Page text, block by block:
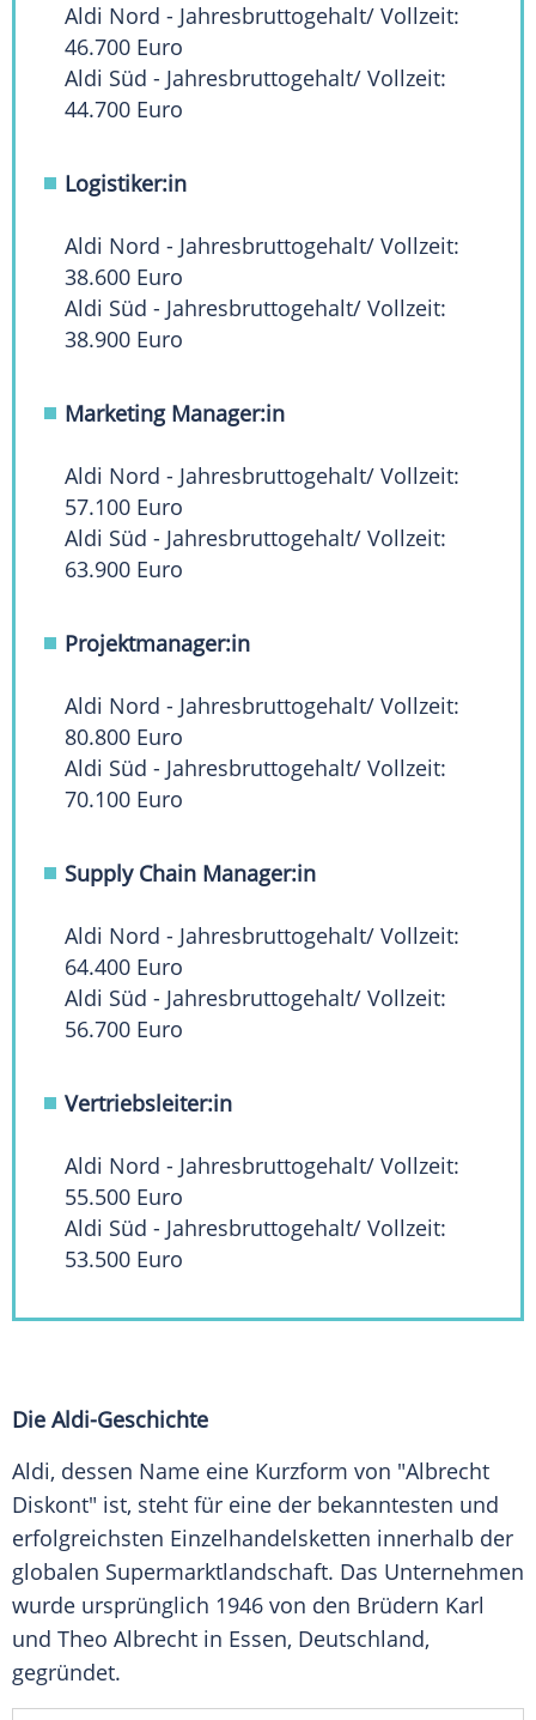
Aldi Nord - Jahresbruttogehalt/ Vollzeit:
46.700 Euro
Aldi Süd - Jahresbruttogehalt/ Vollzeit:
44.700 Euro
Logistiker:in
Aldi Nord - Jahresbruttogehalt/ Vollzeit:
38.600 Euro
Aldi Süd - Jahresbruttogehalt/ Vollzeit:
38.900 Euro
Marketing Manager:in
Aldi Nord - Jahresbruttogehalt/ Vollzeit:
57.100 Euro
Aldi Süd - Jahresbruttogehalt/ Vollzeit:
63.900 Euro
Projektmanager:in
Aldi Nord - Jahresbruttogehalt/ Vollzeit:
80.800 Euro
Aldi Süd - Jahresbruttogehalt/ Vollzeit:
70.100 Euro
Supply Chain Manager:in
Aldi Nord - Jahresbruttogehalt/ Vollzeit:
64.400 Euro
Aldi Süd - Jahresbruttogehalt/ Vollzeit:
56.700 Euro
Vertriebsleiter:in
Aldi Nord - Jahresbruttogehalt/ Vollzeit:
55.500 Euro
Aldi Süd - Jahresbruttogehalt/ Vollzeit:
53.500 Euro
Die Aldi-Geschichte
Aldi, dessen Name eine Kurzform von "Albrecht
Diskont" ist, steht für eine der bekanntesten und
erfolgreichsten Einzelhandelsketten innerhalb der
globalen Supermarktlandschaft. Das Unternehmen
wurde ursprünglich 1946 von den Brüdern Karl
und Theo Albrecht in Essen, Deutschland,
gegründet.